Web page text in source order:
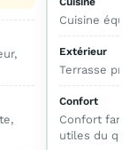
Cuisine
Extérieur
Terrasse
Confort
Confort
utiles du